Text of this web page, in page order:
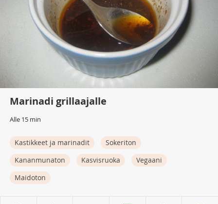
Marinadi grillaajalle
Alle 15 min
Kastikkeet ja marinadit
Sokeriton
Kananmunaton
Kasvisruoka
Vegaani
Maidoton